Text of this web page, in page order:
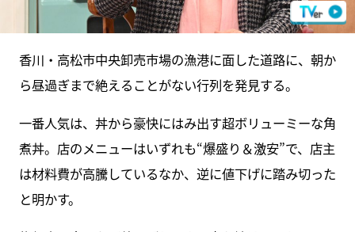
香川・高松市中央卸売市場の漁港に面した道路に、朝か
ら昼過ぎまで絶えることがない行列を発見する。
一番人気は、丼から豪快にはみ出す超ボリューミーな角
煮丼。店のメニューはいずれも“爆盛り＆激安”で、店主
は材料費が高騰しているなか、逆に値下げに踏み切った
と明かす。